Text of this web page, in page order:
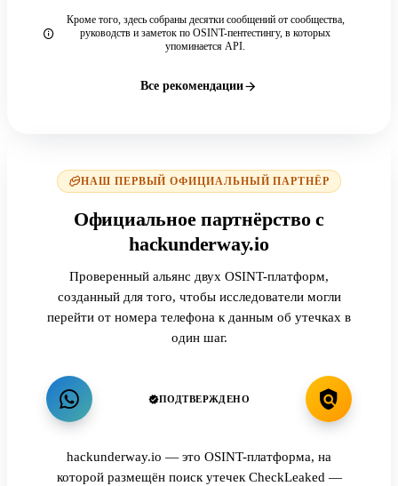
Кроме того, здесь собраны десятки сообщений от сообщества,
руководств и заметок по OSINT-пентестингу, в которых
упоминается API.
Все рекомендации
НАШ ПЕРВЫЙ ОФИЦИАЛЬНЫЙ ПАРТНЁР
Официальное партнёрство с
hackunderway.io
Проверенный альянс двух OSINT-платформ,
созданный для того, чтобы исследователи могли
перейти от номера телефона к данным об утечках в
один шаг.
ПОДТВЕРЖДЕНО
hackunderway.io — это OSINT-платформа, на
которой размещён поиск утечек CheckLeaked —